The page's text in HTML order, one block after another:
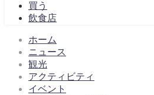
買う
飲食店
ホーム
ニュース
観光
アクティビティ
イベント